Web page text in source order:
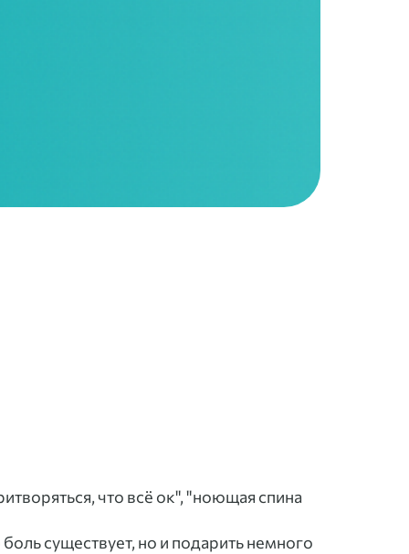
что всё ок", "ноющая спина
существует, но и подарить немного